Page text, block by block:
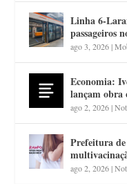
Linha 6-
passageiros
ago 3, 2026|
Economia:
lançam
ago 2, 2026|
Prefeitura
ago 2, 2026|